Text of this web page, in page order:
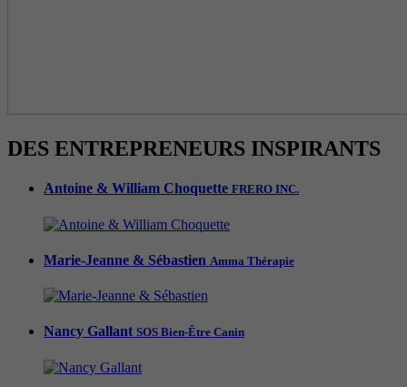
DES ENTREPRENEURS INSPIRANTS
Antoine & William Choquette FRERO INC.
Marie-Jeanne & Sébastien Amma Thérapie
Nancy Gallant SOS Bien-Être Canin